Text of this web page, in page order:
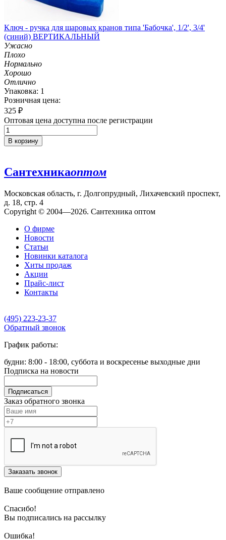
Ключ - ручка для шаровых кранов типа 'Бабочка', 1/2', 3/4'
(синий) ВЕРТИКАЛЬНЫЙ
Ужасно
Плохо
Нормально
Хорошо
Отлично
Упаковка: 1
Розничная цена:
325 ₽
Оптовая цена доступна после регистрации
В корзину
Сантехникаоптом
Московская область, г. Долгопрудный, Лихачевский проспект,
д. 18, стр. 4
Copyright © 2004—2026. Сантехника оптом
О фирме
Новости
Статьи
Новинки каталога
Хиты продаж
Акции
Прайс-лист
Контакты
(495) 223-23-37
Обратный звонок
График работы:
будни: 8:00 - 18:00, суббота и воскресенье выходные дни
Подписка на новости
Подписаться
Заказ обратного звонка
Заказать звонок
Ваше сообщение отправлено
Спасибо!
Вы подписались на рассылку
Ошибка!